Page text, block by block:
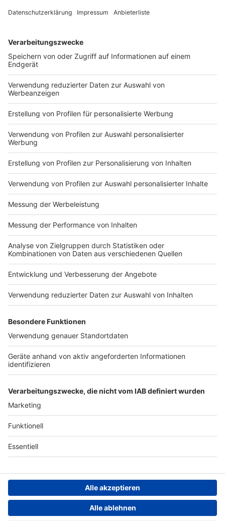
DEINE GEMERKTEN ARTIKEL
Du hast dir noch keine Artikel gemerkt
Markiere sie hierfür mit einem
Nutzungsbedingungen
Impressum
Das Band-ABC
Jobs
Archiv
Teilnahme­bedingungen
Geschäfts­bedingungen
ANTENNE BAYERN GROUP
Grounding Page ROCK
ANTENNE
Kontakt
Studio-Hotline
Datenschutz­erklärung
Cookie- und Drittanbieter-
einstellungen
Persönliche Datenkontrolle
ROCK ANTENNE
Region wechseln